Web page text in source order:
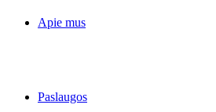
Apie mus
Paslaugos